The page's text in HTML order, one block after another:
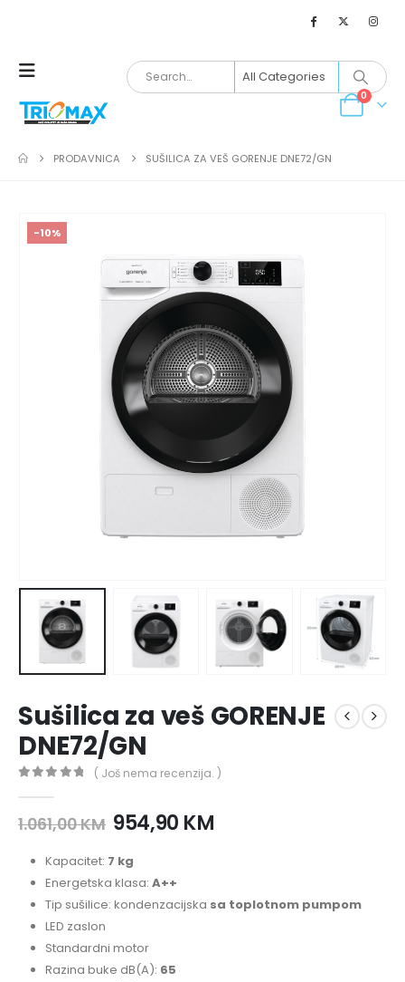
0
PRODAVNICA SUŠILICA ZA VEŠ GORENJE DNE72/GN
-10%
Sušilica za veš GORENJE
DNE72/GN
( Još nema recenzija. )
1.061,00KM 954,90 KM
Kapacitet: 7 kg
Energetska klasa: A++
Tip sušilice: kondenzacijska sa toplotnom pumpom
LED zaslon
Standardni motor
Razina buke dB(A): 65